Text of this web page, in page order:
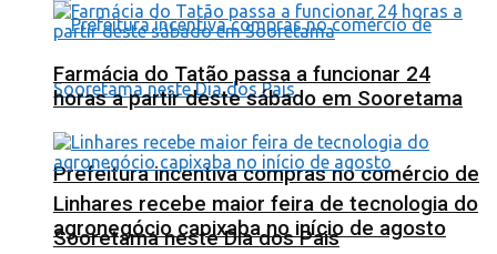
Prefeitura incentiva compras no comércio de
Sooretama neste Dia dos Pais
Farmácia do Tatão passa a funcionar 24
horas a partir deste sábado em Sooretama
Linhares recebe maior feira de tecnologia do
agronegócio capixaba no início de agosto